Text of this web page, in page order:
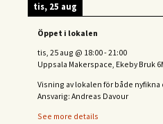
tis, 25 aug
Öppet i lokalen
tis, 25 aug @ 18:00-21:00
Uppsala Makerspace, Ekeby Bruk
Visning av lokalen för både nyfikna
Ansvarig: Andreas Davour
See more details